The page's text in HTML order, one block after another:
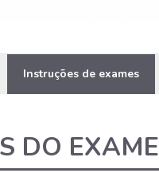
Instruções de exames
DO EXAME